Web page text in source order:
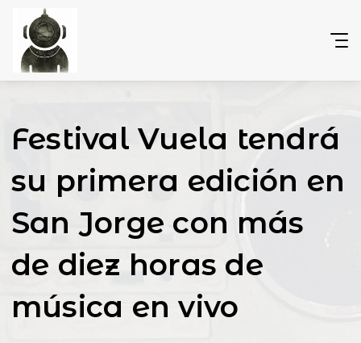
Festival Vuela tendrá
su primera edición en
San Jorge con más
de diez horas de
música en vivo